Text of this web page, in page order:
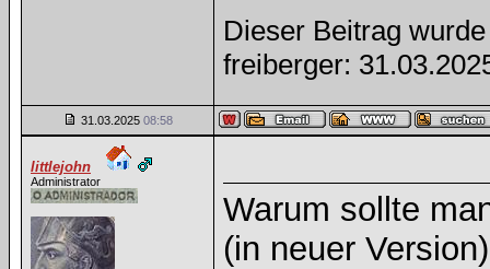
Dieser Beitrag
freiberger:
31.03.2025 08:58
littlejohn
Administrator
Warum sollte
(in neuer